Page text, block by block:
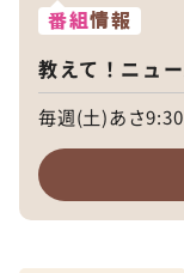
番組情報
教えて！ニュ
毎週(土)あさ9:30